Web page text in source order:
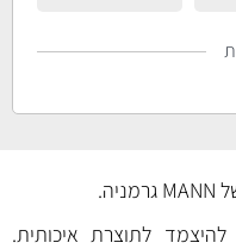
לתוצרת איכותית.